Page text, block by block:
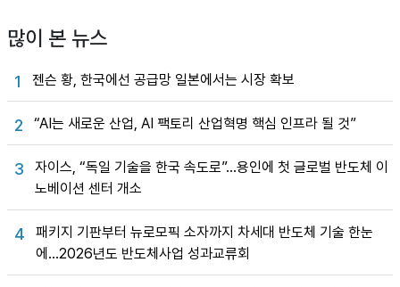
많이 본 뉴스
1 젠슨 황, 한국에선 공급망 일본에서는 시장 확보
2 “AI는 새로운 산업, AI 팩토리 산업혁명 핵심 인프라 될 것”
3
자이스, “독일 기술을 한국 속도로”…용인에 첫 글로벌 반도체 이
노베이션 센터 개소
4
패키지 기판부터 뉴로모픽 소자까지 차세대 반도체 기술 한눈
에…2026년도 반도체사업 성과교류회